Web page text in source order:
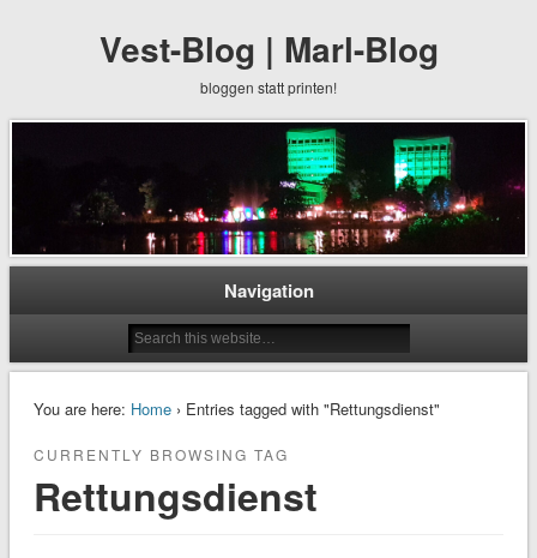
Vest-Blog | Marl-Blog
bloggen statt printen!
Navigation
You are here: Home› Entries tagged with "Rettungsdienst"
CURRENTLY BROWSING TAG
Rettungsdienst